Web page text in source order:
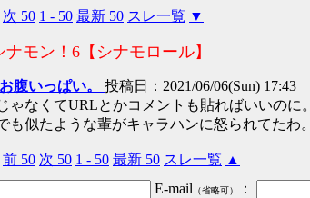
次 50 1 - 50 最新 50 スレ一覧 ▼
ナモン！6【シナモロール】
腹いっぱい。 投稿日：2021/06/06(Sun) 17:43
ゃなくてURLとかコメントも貼ればいいのに。
も似たような輩がキャラハンに怒られてたわ。
前 50 次 50 1 - 50 最新 50 スレ一覧 ▲
E-mail （省略可） ：